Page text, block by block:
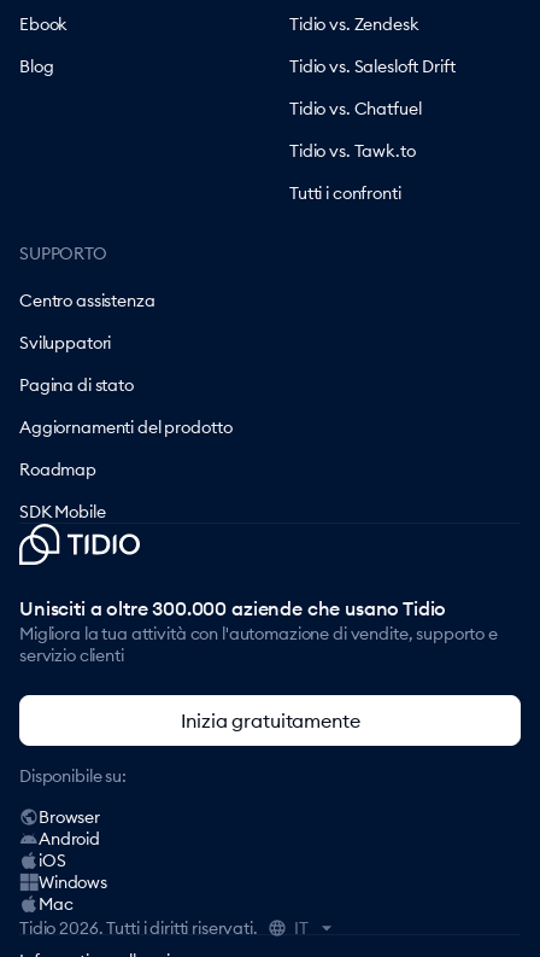
Ebook
Blog
Tidio vs. Zendesk
Tidio vs. Salesloft Drift
Tidio vs. Chatfuel
Tidio vs. Tawk.to
Tutti i confronti
SUPPORTO
Centro assistenza
Sviluppatori
Pagina di stato
Aggiornamenti del prodotto
Roadmap
SDK Mobile
Unisciti a oltre 300.000 aziende che usano Tidio
Migliora la tua attività con l'automazione di vendite, supporto e
servizio clienti
Inizia gratuitamente
Disponibile su:
Browser
Android
iOS
Windows
Mac
Tidio2026.Tutti i diritti riservati.
IT